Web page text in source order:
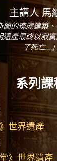
主講人 馬
蘭的瑰麗建築
遺產最終以寂
了死亡...」
系列課
世界遺產
》世界遺產